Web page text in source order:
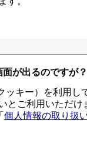
が出るのですが？
ッキー）を利用し
とご利用いただけ
個人情報の取り扱